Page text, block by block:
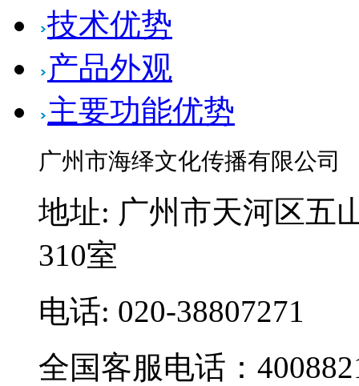
技术优势
产品外观
主要功能优势
广州市海绎文化传播有限公司
地址: 广州市天河区五
310室
电话: 020-38807271
全国客服电话：